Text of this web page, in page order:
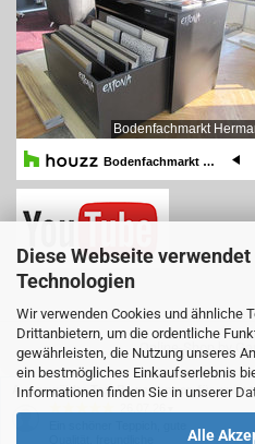
Diese Webseite
Technologien
Wir verwenden Cookies und ähnliche
Drittanbietern, um die ordentliche
gewährleisten, die Nutzung unseres
ein bestmögliches Einkaufserlebnis
Informationen finden Sie in unserer
Alle
Online-Shopby
Ausgewählte Top-Bewertungen für